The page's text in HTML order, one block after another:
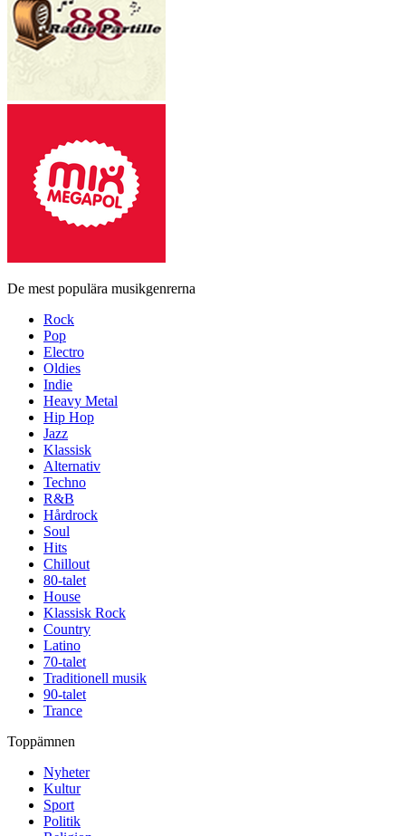
De mest populära musikgenrerna
Rock
Pop
Electro
Oldies
Indie
Heavy Metal
Hip Hop
Jazz
Klassisk
Alternativ
Techno
R&B
Hårdrock
Soul
Hits
Chillout
80-talet
House
Klassisk Rock
Country
Latino
70-talet
Traditionell musik
90-talet
Trance
Toppämnen
Nyheter
Kultur
Sport
Politik